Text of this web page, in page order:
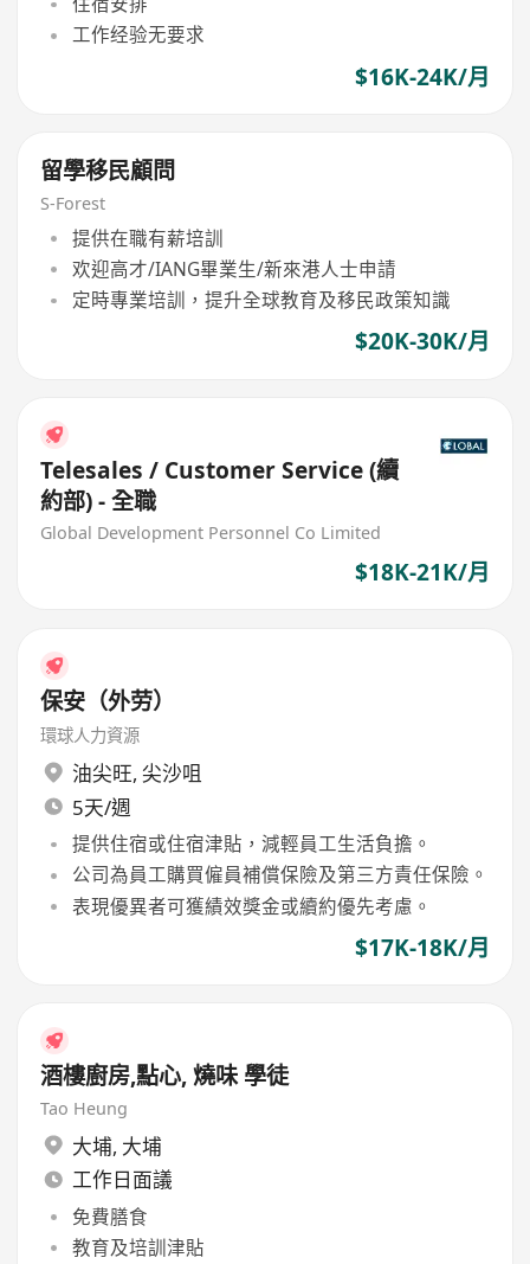
工作经验无要求
$16K-24K/月
留學移民顧問
S-Forest
提供在職有薪培訓
欢迎高才/IANG畢業生/新來港人士申請
定時專業培訓，提升全球教育及移民政策知識
$20K-30K/月
Telesales / Customer Service (續
約部) - 全職
Global Development Personnel Co Limited
$18K-21K/月
保安（外劳）
環球人力資源
油尖旺, 尖沙咀
5天/週
提供住宿或住宿津貼，減輕員工生活負擔。
公司為員工購買僱員補償保險及第三方責任保險。
表現優異者可獲績效獎金或續約優先考慮。
$17K-18K/月
酒樓廚房,點心, 燒味 學徒
Tao Heung
大埔, 大埔
工作日面議
免費膳食
教育及培訓津貼